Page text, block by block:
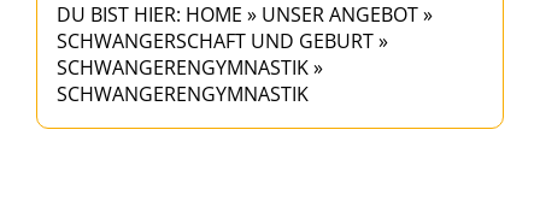
DU BIST HIER: HOME » UNSER ANGEBOT»
SCHWANGERSCHAFT UND GEBURT»
SCHWANGERENGYMNASTIK»
SCHWANGERENGYMNASTIK